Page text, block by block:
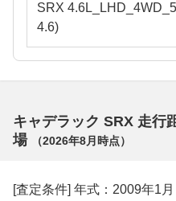
SRX 4.6L_LHD_4WD_5
4.6)
キャデラック SRX 走行
場
（2026年8月 時点）
[査定条件] 年式：2009年1